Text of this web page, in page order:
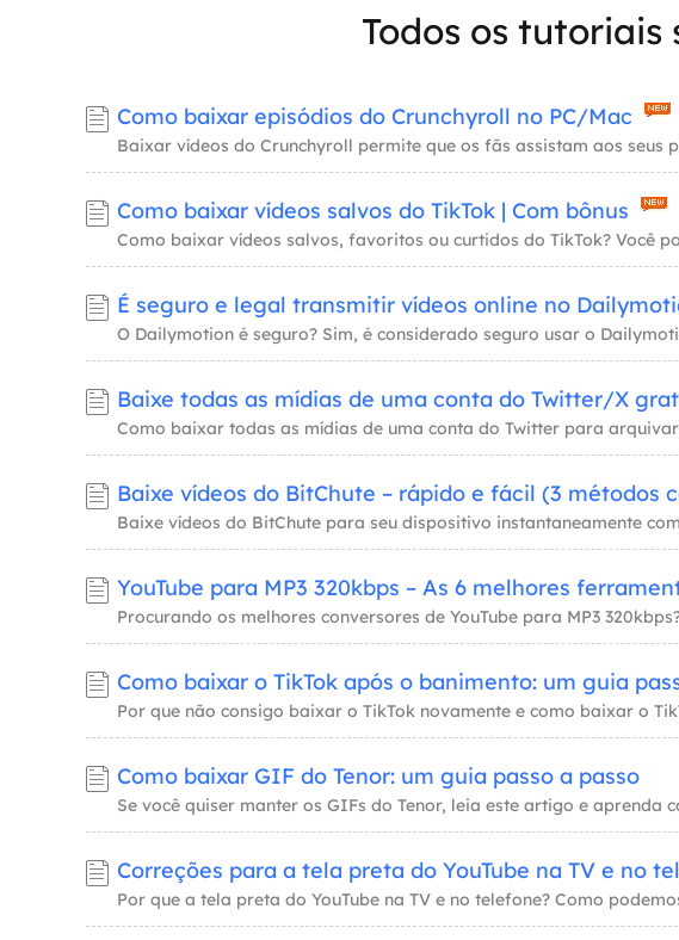
Todos os
Como baixar episódios do Crunchyroll no PC/Mac
Como baixar vídeos salvos do TikTok | Com bônus
Como baixar GIF do Tenor: um guia passo a passo